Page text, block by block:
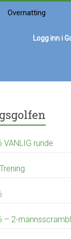
Overnatting
Logg inn i
runde
– 2-